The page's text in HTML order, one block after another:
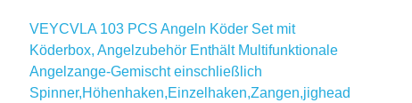
VEYCVLA 103 PCS Angeln Köder Set mit
Köderbox, Angelzubehör Enthält Multifunktionale
Angelzange-Gemischt einschließlich
Spinner,Höhenhaken,Einzelhaken,Zangen,jighead